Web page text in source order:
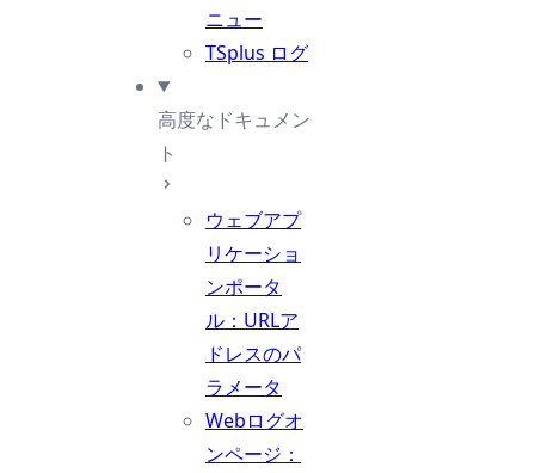
ニュー
TSplus ログ
高度なドキュメン
ト
ウェブアプ
リケーショ
ンポータ
ル：URLア
ドレスのパ
ラメータ
Webログオ
ンページ：